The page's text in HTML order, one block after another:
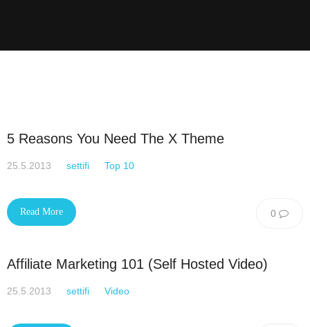
5 Reasons You Need The X Theme
25.5.2013 settifi Top 10
0
Read More
Affiliate Marketing 101 (Self Hosted Video)
25.5.2013 settifi Video